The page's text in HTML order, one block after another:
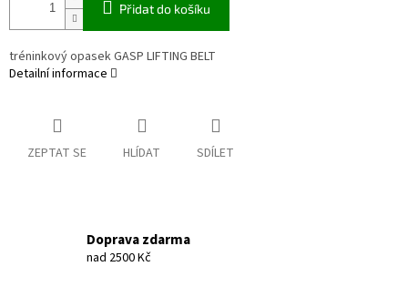
Přidat do košíku
tréninkový opasek GASP LIFTING BELT
Detailní informace
ZEPTAT SE HLÍDAT SDÍLET
Doprava zdarma
nad 2500 Kč